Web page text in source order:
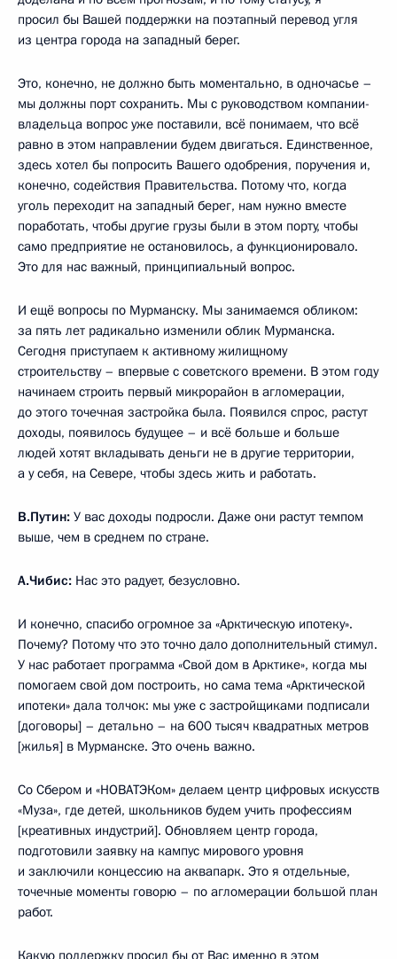
просил бы Вашей поддержки на поэтапный перевод угля
из центра города на западный берег.
Это, конечно, не должно быть моментально, в одночасье –
мы должны порт сохранить. Мы с руководством компании-
владельца вопрос уже поставили, всё понимаем, что всё
равно в этом направлении будем двигаться. Единственное,
здесь хотел бы попросить Вашего одобрения, поручения и,
конечно, содействия Правительства. Потому что, когда
уголь переходит на западный берег, нам нужно вместе
поработать, чтобы другие грузы были в этом порту, чтобы
само предприятие не остановилось, а функционировало.
Это для нас важный, принципиальный вопрос.
И ещё вопросы по Мурманску. Мы занимаемся обликом:
за пять лет радикально изменили облик Мурманска.
Сегодня приступаем к активному жилищному
строительству – впервые с советского времени. В этом году
начинаем строить первый микрорайон в агломерации,
до этого точечная застройка была. Появился спрос, растут
доходы, появилось будущее – и всё больше и больше
людей хотят вкладывать деньги не в другие территории,
а у себя, на Севере, чтобы здесь жить и работать.
В.Путин: У вас доходы подросли. Даже они растут темпом
выше, чем в среднем по стране.
А.Чибис: Нас это радует, безусловно.
И конечно, спасибо огромное за «Арктическую ипотеку».
Почему? Потому что это точно дало дополнительный стимул.
У нас работает программа «Свой дом в Арктике», когда мы
помогаем свой дом построить, но сама тема «Арктической
ипотеки» дала толчок: мы уже с застройщиками подписали
[договоры] – детально – на 600 тысяч квадратных метров
[жилья] в Мурманске. Это очень важно.
Со Сбером и «НОВАТЭКом» делаем центр цифровых искусств
«Муза», где детей, школьников будем учить профессиям
[креативных индустрий]. Обновляем центр города,
подготовили заявку на кампус мирового уровня
и заключили концессию на аквапарк. Это я отдельные,
точечные моменты говорю – по агломерации большой план
работ.
Какую поддержку просил бы от Вас именно в этом